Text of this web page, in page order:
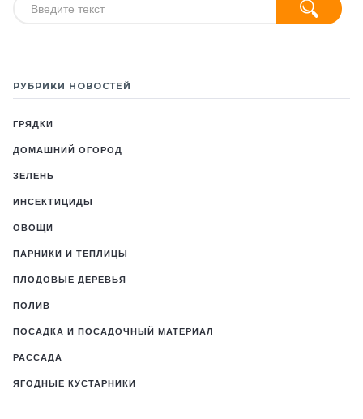
РУБРИКИ НОВОСТЕЙ
ГРЯДКИ
ДОМАШНИЙ ОГОРОД
ЗЕЛЕНЬ
ИНСЕКТИЦИДЫ
ОВОЩИ
ПАРНИКИ И ТЕПЛИЦЫ
ПЛОДОВЫЕ ДЕРЕВЬЯ
ПОЛИВ
ПОСАДКА И ПОСАДОЧНЫЙ МАТЕРИАЛ
РАССАДА
ЯГОДНЫЕ КУСТАРНИКИ